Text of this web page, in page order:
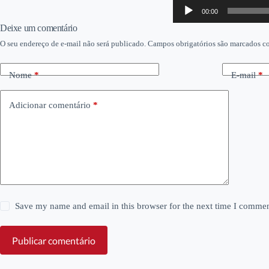
Tocador
áudio
00:00
Deixe um comentário
O seu endereço de e-mail não será publicado. Campos obrigatórios são marcados
Nome* E-mail*
Adicionar comentário *
Save my name and email in this browser for the next time I
Publicar comentário